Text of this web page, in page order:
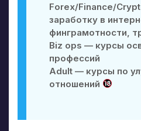
Forex/Finance/
заработку в
финграмотности,
Biz ops — курсы
профессий
Adult — курсы по
отношений